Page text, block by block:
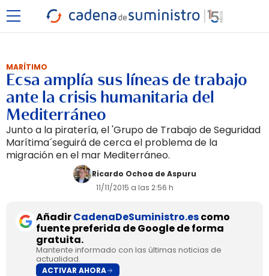
MARÍTIMO
Ecsa amplía sus líneas de trabajo
ante la crisis humanitaria del
Mediterráneo
Junto a la piratería, el 'Grupo de Trabajo de Seguridad
Marítima´seguirá de cerca el problema de la
migración en el mar Mediterráneo.
Ricardo Ochoa de Aspuru
11/11/2015 a las 2:56 h
AñadirCadenaDeSuministro.escomo
fuente preferida de Google de forma
gratuita.
Mantente informado con las últimas noticias de
actualidad.
ACTIVAR AHORA